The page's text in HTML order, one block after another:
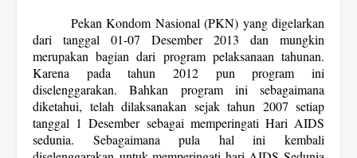
Pekan Kondom Nasional (PKN) yang digelarkan
dari tanggal 01-07 Desember 2013 dan mungkin
merupakan bagian dari program pelaksanaan tahunan.
Karena pada tahun 2012 pun program ini
diselenggarakan. Bahkan program ini sebagaimana
diketahui, telah dilaksanakan sejak tahun 2007 setiap
tanggal 1 Desember sebagai memperingati Hari AIDS
sedunia. Sebagaimana pula hal ini kembali